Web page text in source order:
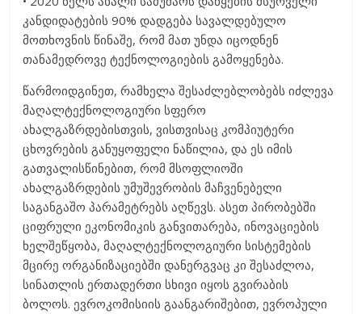
კანდიდატების 90% დადგება სავალდებულო
მოთხოვნის წინაშე, რომ მათ უნდა იცოდნენ
თანამედროვე ტექნოლოგიების გამოყენება.
წარმოიდგინეთ, რამხელა შესაძლებლობებს იძლევა
მაღალტექნოლოგიური სფერო
ახალგაზრდებისთვის, ვისთვისაც კომპიუტერი
ცხოვრების განუყოფელი ნაწილია, და ეს იმის
გათვალისწინებით, რომ მსოფლიოში
ახალგაზრდების უმუშევრობის მაჩვენებელი
საგანგაშო პარამეტრებს აღწევს. ასეთ პირობებში
ციფრული ეკონომიკის განვითარება, ინოვაციების
ხელშეწყობა, მაღალტექნოლოგიური სისტემების
მცირე ორგანიზაციებში დანერგვაც კი შესაძლოა,
სინათლის ერთადერთი სხივი იყოს გვირაბის
ბოლოს. ევროკომისიის გაანგარიშებით, ევროპული